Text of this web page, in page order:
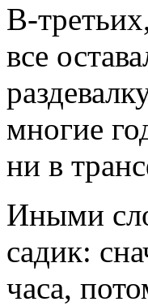
В-
все
многие
ни в
Иными
садик:
часа,